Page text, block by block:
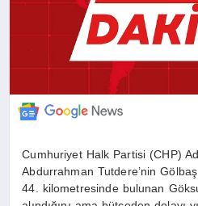
Cumhuriyet Halk Partisi (CHP)
Abdurrahman Tutdere’nin
44. kilometresinde bulunan